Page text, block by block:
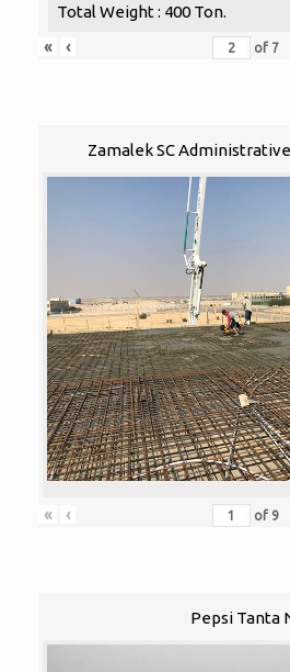
Total Weight : 400 Ton.
«
‹ of 7
Zamalek SC
« ‹ of 9
Pepsi Tanta